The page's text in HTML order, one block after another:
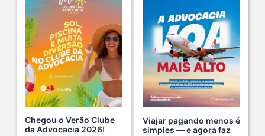
Neste sábado, dia 04 de julho, o Clube da Advocac s...
3 De Julho De 2026
Cuidar da saúde mental é tão importante quanto s...
1 De Julho De 2026
Chegou o Verão Clube
da Advocacia 2026!
Viajar pagando menos é
simples — e agora faz